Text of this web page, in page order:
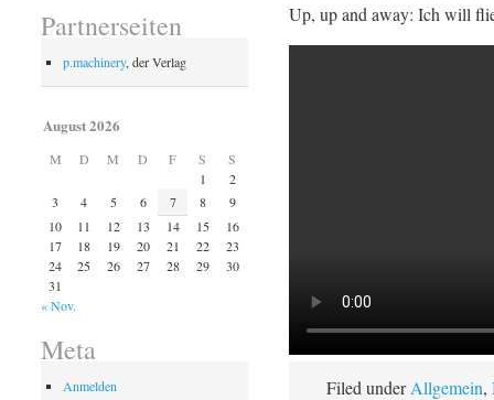
Up, up and away: Ich will
Filed underAllgemein,
Partnerseiten
p.machinery, der Verlag
August 2026
M D M D F S
S
1
2
3
4 5 6 7 8
9
10
11 12 13 14 15
16
17
18 19 20 21 22
23
24
25 26 27 28 29
30
31
« Nov.
Meta
Anmelden